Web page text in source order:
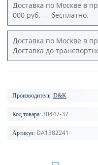
Доставка по Москве в
000 руб. — бесплатно.
Доставка по Москве в
Доставка до
Производитель: D&K
Код товара: 30447-37
Артикул: DA1382241